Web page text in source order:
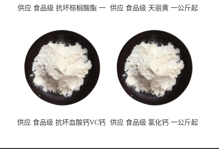
供应 食品级 抗坏棕榈酸酯 一
供应 食品级 天丽黄 一公斤起
供应 食品级 抗坏血酸钙VC钙 供应 食品级 氯化钙 一公斤起